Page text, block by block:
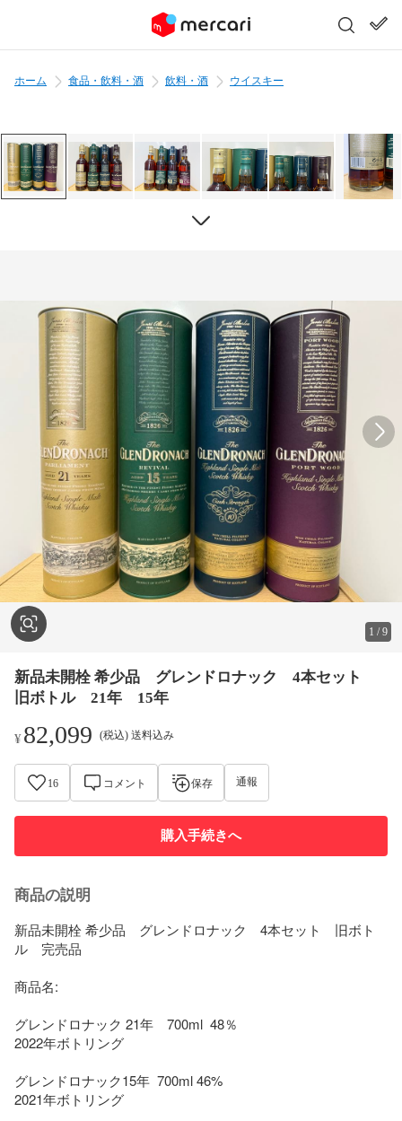
ホーム 食品・飲料・酒 飲料・酒 ウイスキー
1 /9
新品未開栓 希少品 グレンドロナック 4本セット
旧ボトル 21年 15年
¥82,099 (税込) 送料込み
16 コメント 保存 通報
購入手続きへ
商品の説明
新品未開栓 希少品　グレンドロナック　4本セット　旧ボト
ル　完売品
商品名:
グレンドロナック 21年　700ml  48％
2022年ボトリング
グレンドロナック15年  700ml 46%
2021年ボトリング